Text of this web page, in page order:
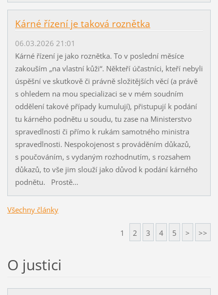
Kárné řízení je taková roznětka
06.03.2026 21:01
Kárné řízení je jako roznětka. To v poslední měsíce
zakouším „na vlastní kůži“. Někteří účastníci, kteří nebyli
úspěšní ve skutkově či právně složitějších věcí (a právě
s ohledem na mou specializaci se v mém soudním
oddělení takové případy kumulují), přistupují k podání
tu kárného podnětu u soudu, tu zase na Ministerstvo
spravedlnosti či přímo k rukám samotného ministra
spravedlnosti. Nespokojenost s prováděním důkazů,
s poučováním, s vydaným rozhodnutím, s rozsahem
důkazů, to vše jim slouží jako důvod k podání kárného
podnětu. Prostě...
Všechny články
1 2 3 4 5 > >>
O justici